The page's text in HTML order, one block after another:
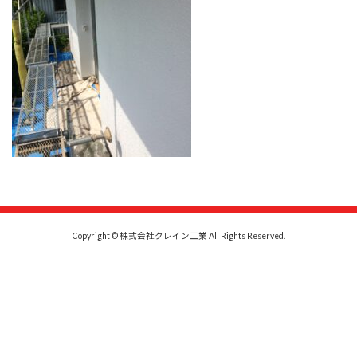
Copyright © 株式会社クレイン工業 All Rights Reserved.